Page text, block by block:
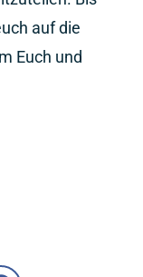
auf die
Euch und